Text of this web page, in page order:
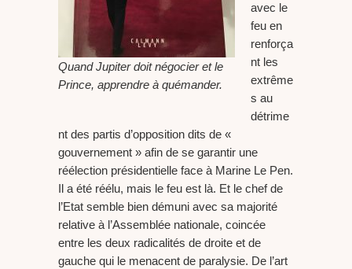
Quand Jupiter doit négocier et le
Prince, apprendre à quémander.
avec le
feu en
renforça
nt les
extrême
s au
détrime
nt des partis d’opposition dits de «
gouvernement » afin de se garantir une
réélection présidentielle face à Marine Le Pen.
Il a été réélu, mais le feu est là. Et le chef de
l’Etat semble bien démuni avec sa majorité
relative à l’Assemblée nationale, coincée
entre les deux radicalités de droite et de
gauche qui le menacent de paralysie. De l’art